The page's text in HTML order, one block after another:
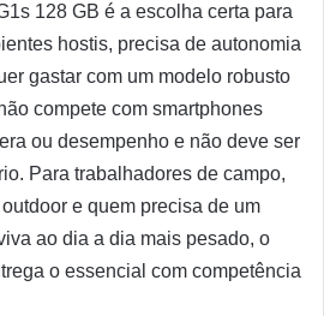
128 GB é a escolha certa para
hostis, precisa de autonomia
gastar com um modelo robusto
compete com smartphones
ou desempenho e não deve ser
Para trabalhadores de campo,
e quem precisa de um
ao dia a dia mais pesado, o
o essencial com competência